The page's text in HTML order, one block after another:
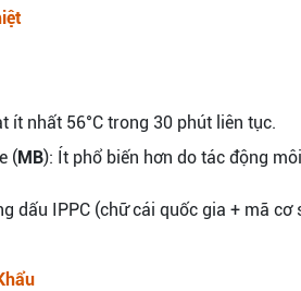
ít nhất 56°C trong 30 phút liên tục.
(MB): Ít phổ biến hơn do tác động
dấu IPPC (chữ cái quốc gia + mã cơ